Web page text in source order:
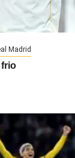
Madrid
frio